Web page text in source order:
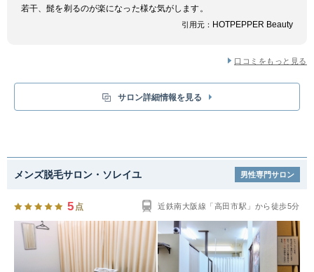
若干、髭を剃るのが楽になった様な気がします。
引用元： HOTPEPPER Beauty
口コミをもっと見る
サロン詳細情報を見る
メンズ脱毛サロン・ソレイユ 男性専門サロン
5 点 近鉄南大阪線「高田市駅」から徒歩5分